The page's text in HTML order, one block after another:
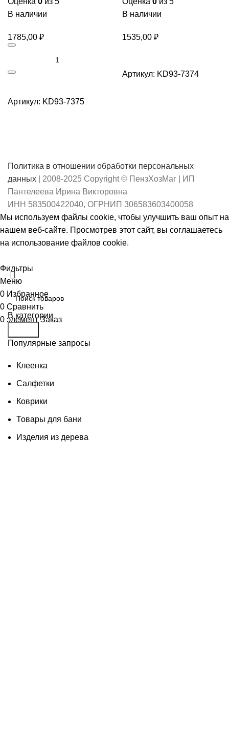
В наличии
1785,00 ₽
Артикул: KD93-7375
В наличии
1535,00 ₽
Артикул: KD93-7374
Политика в отношении обработки персональных
данных | 2008-2025 Copyright © ПензХозМаг | ИП
Пантелеева Ирина Викторовна
ИНН 583500422040, ОГРНИП 306583603400058
Мы используем файлы cookie, чтобы улучшить ваш опыт на
нашем веб-сайте. Просмотрев этот сайт, вы соглашаетесь
на использование файлов cookie.
В категории
Популярные запросы
Клеенка
Салфетки
Коврики
Товары для бани
Изделия из дерева
Фильтры
Меню
0 Избранное
0 Сравнить
0 элемент Заказ